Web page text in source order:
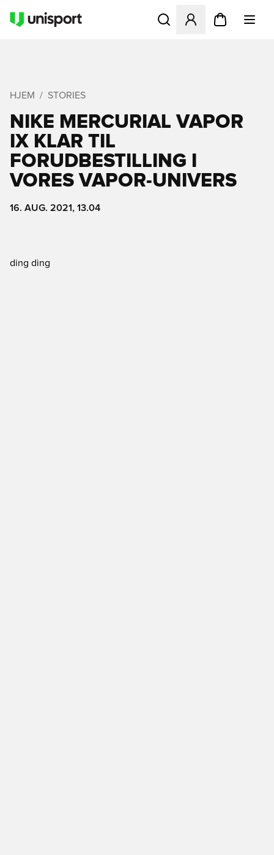
Åbner en Modal til at
HJEM STORIES
NIKE MERCURIAL VAPOR
IX KLAR TIL
FORUDBESTILLING I
VORES VAPOR-UNIVERS
16. AUG. 2021, 13.04
ding ding